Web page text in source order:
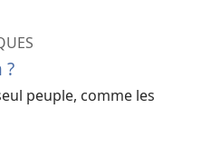
?
peuple, comme les